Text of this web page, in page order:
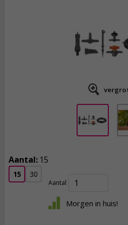
Aantal: 15
15 30
Aantal
Morgen in huis!